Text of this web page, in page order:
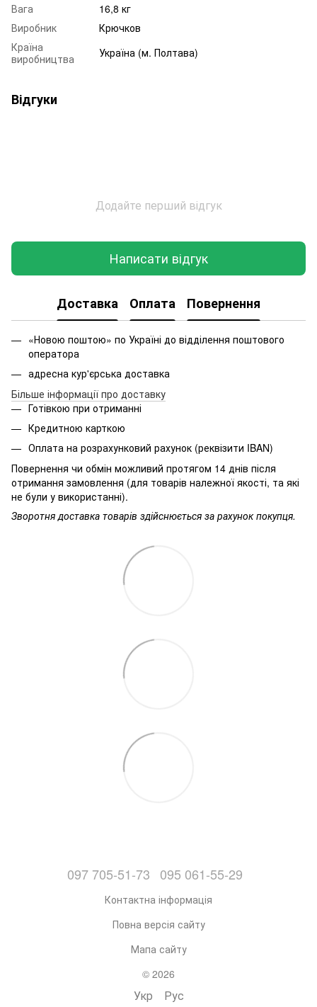
Вага
16,8 кг
Виробник
Крючков
Країна
виробництва
Україна (м. Полтава)
Відгуки
Додайте перший відгук
Написати відгук
Доставка Оплата Повернення
«Новою поштою» по Україні до відділення поштового
оператора
адресна кур'єрська доставка
Більше інформації про доставку
Готівкою при отриманні
Кредитною карткою
Оплата на розрахунковий рахунок (реквізити IBAN)
Повернення чи обмін можливий протягом 14 днів після
отримання замовлення (для товарів належної якості, та які
не були у використанні).
Зворотня доставка товарів здійснюється за рахунок покупця.
097 705-51-73 095 061-55-29
Контактна інформація
Повна версія сайту
Мапа сайту
© 2026
Укр Рус